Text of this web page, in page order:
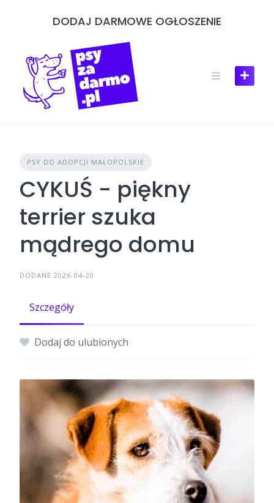
DODAJ DARMOWE OGŁOSZENIE
PSY DO ADOPCJI MAŁOPOLSKIE
CYKUŚ - piękny
terrier szuka
mądrego domu
DODANE 2026-04-20
Szczegóły
Dodaj do ulubionych